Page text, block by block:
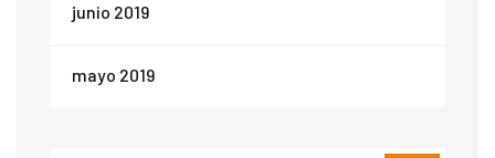
junio 2019
mayo 2019